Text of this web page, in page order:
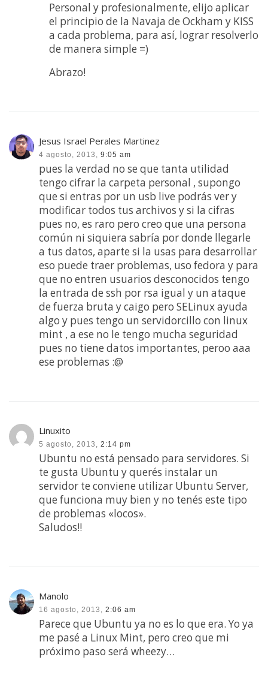
Personal y profesionalmente, elijo aplicar
el principio de la Navaja de Ockham y KISS
a cada problema, para así, lograr resolverlo
de manera simple =)
Abrazo!
Jesus Israel Perales Martinez
4 agosto, 2013, 9:05 am
pues la verdad no se que tanta utilidad
tengo cifrar la carpeta personal , supongo
que si entras por un usb live podrás ver y
modificar todos tus archivos y si la cifras
pues no, es raro pero creo que una persona
común ni siquiera sabría por donde llegarle
a tus datos, aparte si la usas para desarrollar
eso puede traer problemas, uso fedora y para
que no entren usuarios desconocidos tengo
la entrada de ssh por rsa igual y un ataque
de fuerza bruta y caigo pero SELinux ayuda
algo y pues tengo un servidorcillo con linux
mint , a ese no le tengo mucha seguridad
pues no tiene datos importantes, peroo aaa
ese problemas :@
Linuxito
5 agosto, 2013, 2:14 pm
Ubuntu no está pensado para servidores. Si
te gusta Ubuntu y querés instalar un
servidor te conviene utilizar Ubuntu Server,
que funciona muy bien y no tenés este tipo
de problemas «locos».
Saludos!!
Manolo
16 agosto, 2013, 2:06 am
Parece que Ubuntu ya no es lo que era. Yo ya
me pasé a Linux Mint, pero creo que mi
próximo paso será wheezy…